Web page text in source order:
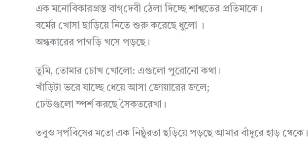
এক মনোবিকারগ্রস্ত বাগ্‌দেবী ঠেলা দিচ্ছে শাশ্বতের প্রতিমাকে।
বর্মের খোসা ছাড়িয়ে নিতে শুরু করেছে ধুলো ।
অন্ধকারের পাগড়ি খসে পড়ছে।
তুমি, তোমার চোখ খোলো: এগুলো পুরোনো কথা।
খাঁড়িটা ভরে যাচ্ছে ধেয়ে আসা জোয়ারের জলে;
ঢেউগুলো স্পর্শ করছে সৈকতরেখা।
তবুও সর্পবিষের মতো এক নিষ্ঠুরতা ছড়িয়ে পড়ছে আমার বাঁদুরে হাড় থেকে।